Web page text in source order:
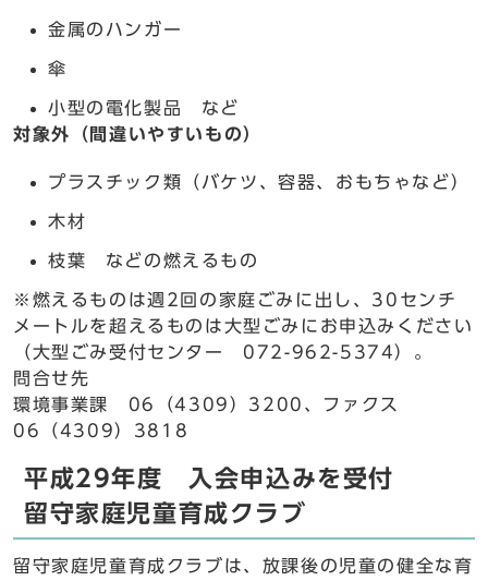
金属のハンガー
傘
小型の電化製品 など
対象外（間違いやすいもの）
プラスチック類（バケツ、容器、おもちゃなど）
木材
枝葉 などの燃えるもの
※燃えるものは週2回の家庭ごみに出し、30センチ
メートルを超えるものは大型ごみにお申込みください
（大型ごみ受付センター 072-962-5374）。
問合せ先
環境事業課 06（4309）3200、ファクス
06（4309）3818
平成29年度 入会申込みを受付
留守家庭児童育成クラブ
留守家庭児童育成クラブは、放課後の児童の健全な育